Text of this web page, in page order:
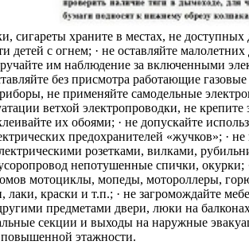
сигареты храните в местах, не доступных
детей с огнем; · не оставляйте малолетних
им наблюдение за включенными
без присмотра работающие
не применяйте самодельные
ветхой электропроводки, не крепите
их обоями; · не допускайте
предохранителей «жучков»; · не
розетками, вилками,
непотушенные спички, окурки;
мотоциклы, мопеды, мотороллеры,
лаки, краски и т.п.; · не загромождайте
предметами двери, люки на
секции и выходы на наружные
этажности.